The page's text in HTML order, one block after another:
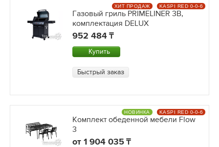
Газовый гриль PRIMELINER 3B,
комплектация DELUX
952 484
Купить
Быстрый заказ
ХИТ ПРОДАЖ KASPI RED 0-0-6
Комплект обеденной мебели Flow
3
от 1 904 035
НОВИНКА KASPI RED 0-0-6